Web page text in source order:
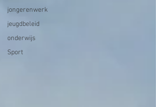
jongerenwerk
jeugdbeleid
onderwijs
Sport